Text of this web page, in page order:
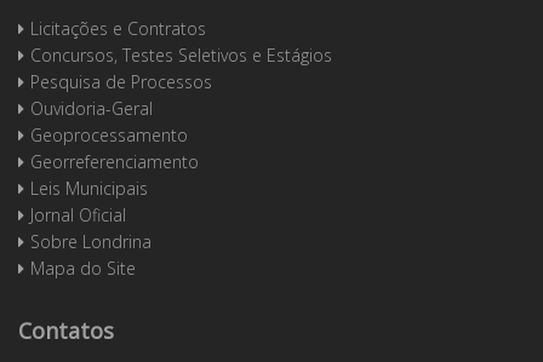
Licitações e Contratos
Concursos, Testes Seletivos e Estágios
Pesquisa de Processos
Ouvidoria-Geral
Geoprocessamento
Georreferenciamento
Leis Municipais
Jornal Oficial
Sobre Londrina
Mapa do Site
Contatos